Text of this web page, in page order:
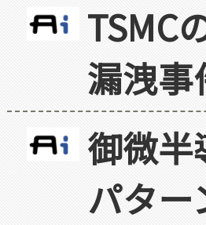
TSMC
漏洩事
御微
パタ